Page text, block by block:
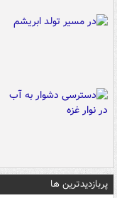
پربازدیدترین ها